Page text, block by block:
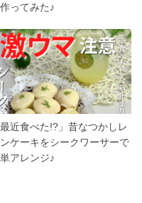
ってみた♪
最近食べた!?」昔なつかしレ
ケーキをシークワーサーで
アレンジ♪